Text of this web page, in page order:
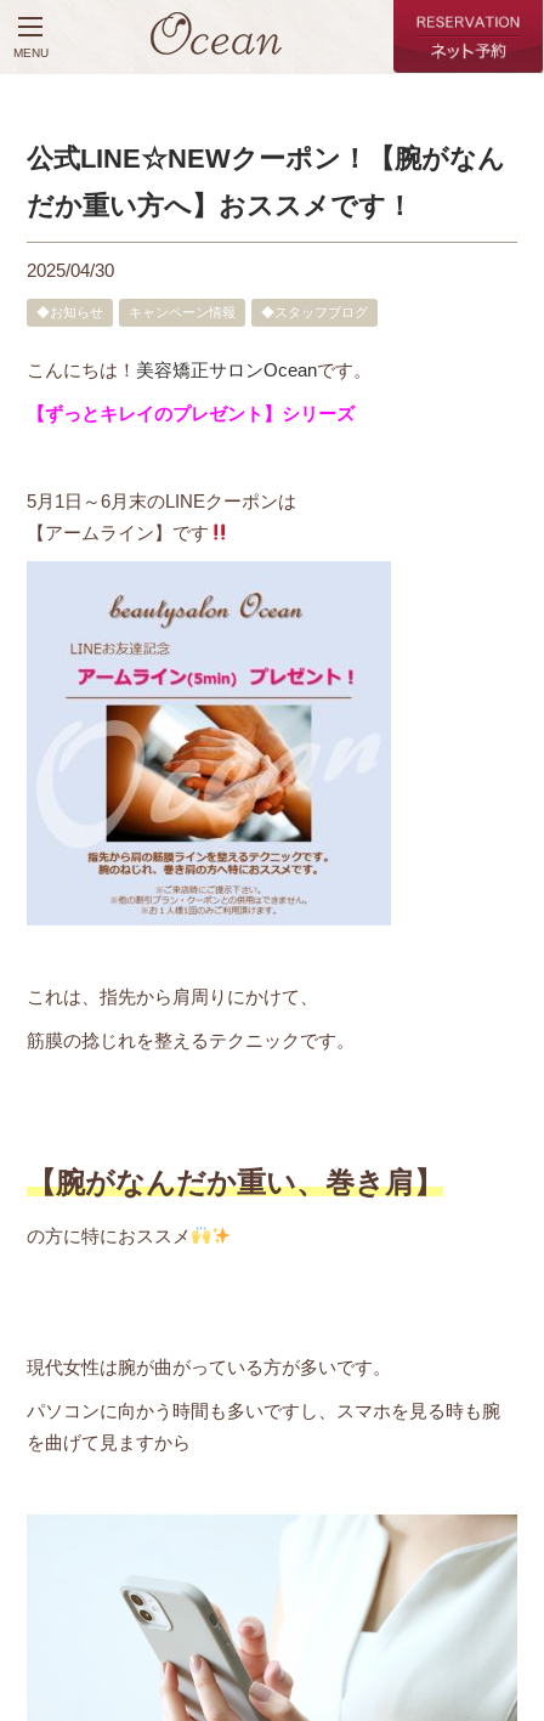
MENU
公式LINE☆NEWクーポン！【腕がなん
だか重い方へ】おススメです！
2025/04/30
◆お知らせ キャンペーン情報 ◆スタッフブログ
こんにちは！ 美容矯正サロンOceanです。
【ずっとキレイのプレゼント】シリーズ
5月1日～6月末のLINEクーポンは
【アームライン】です
これは、指先から肩周りにかけて、
筋膜の捻じれを整えるテクニックです。
【腕がなんだか重い、巻き肩】
の方に特におススメ
現代女性は腕が曲がっている方が多いです。
パソコンに向かう時間も多いですし、スマホを見る時も腕
を曲げて見ますから